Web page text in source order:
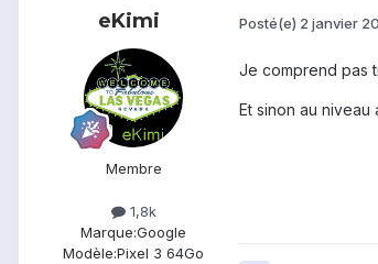
eKimi
Membre
1,8k
Marque:Google
Modèle:Pixel 3 64Go
Posté(e) 2 janvier
Je comprend pas
Et sinon au